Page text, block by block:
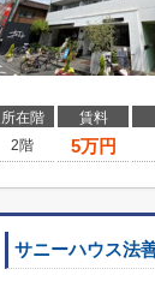
所在階 賃料
2階
5万円
サニーハウス法